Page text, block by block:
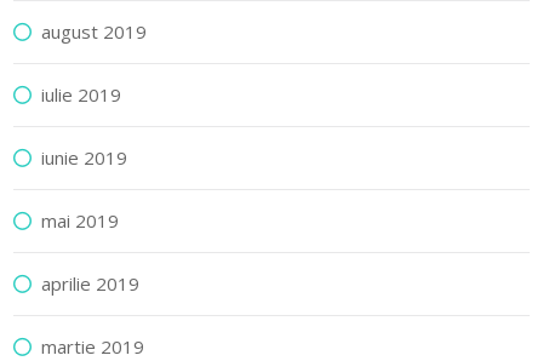
august 2019
iulie 2019
iunie 2019
mai 2019
aprilie 2019
martie 2019